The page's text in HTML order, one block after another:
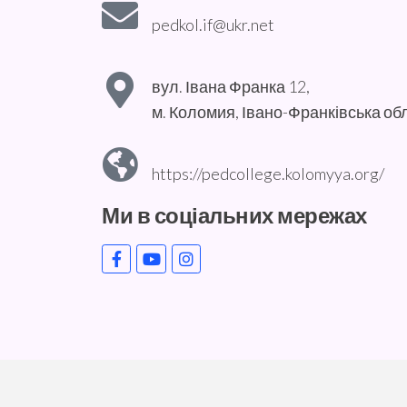
pedkol.if@ukr.net
вул. Івана Франка 12,
м. Коломия, Івано-Франківська
https://pedcollege.kolomyya.org/
Ми в соціальних мережах